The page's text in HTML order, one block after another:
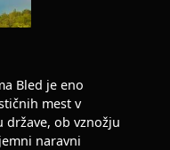
Bled je eno
mest v
države, ob vznožju
naravni